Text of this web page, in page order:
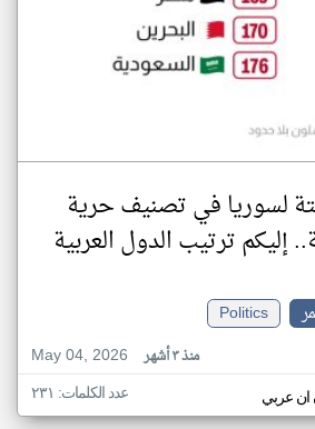
لسوريا في تصنيف حرية
إليكم ترتيب الدول العربية
Politics
May 04, 2026
منذ ٣ أشهر
عربي عدد الكلمات: ٢٣١